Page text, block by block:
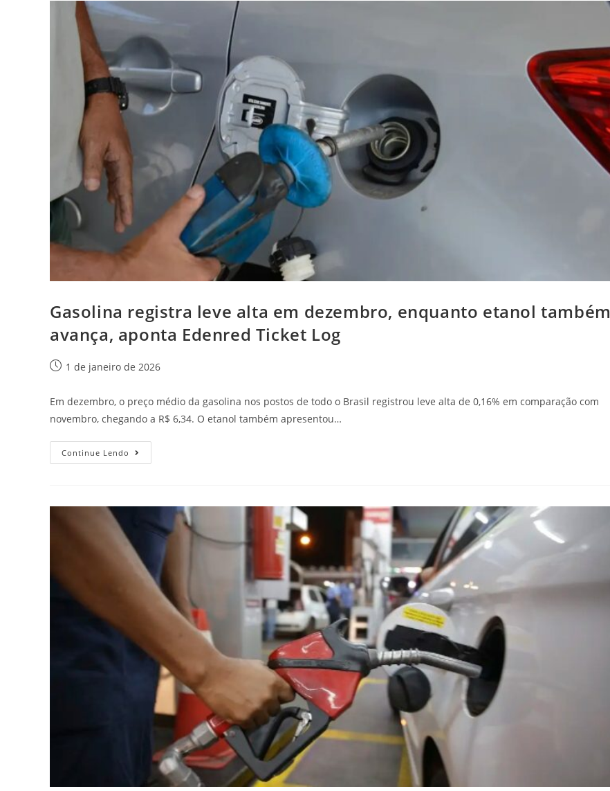
Gasolina registra leve alta em dezembro, enquanto etanol também
avança, aponta Edenred Ticket Log
1 de janeiro de 2026
Em dezembro, o preço médio da gasolina nos postos de todo o Brasil registrou leve alta de 0,16% em comparação com
novembro, chegando a R$ 6,34. O etanol também apresentou…
Continue Lendo